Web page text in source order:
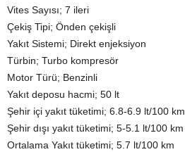
Vites Sayısı; 7 ileri
Çekiş Tipi; Önden çekişli
Yakıt Sistemi; Direkt enjeksiyon
Türbin; Turbo kompresör
Motor Türü; Benzinli
Yakıt deposu hacmi; 50 lt
Şehir içi yakıt tüketimi; 6.8-6.9 lt/100 km
Şehir dışı yakıt tüketimi; 5-5.1 lt/100 km
Ortalama Yakıt tüketimi; 5.7 lt/100 km